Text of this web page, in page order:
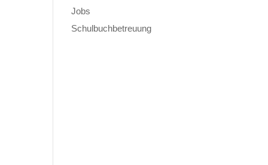
Jobs
Schulbuchbetreuung